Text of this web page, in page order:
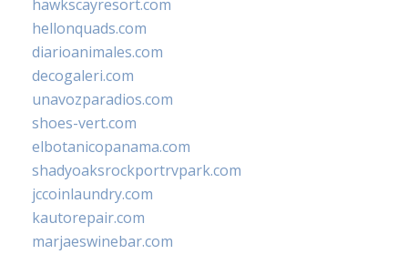
hawkscayresort.com
hellonquads.com
diarioanimales.com
decogaleri.com
unavozparadios.com
shoes-vert.com
elbotanicopanama.com
shadyoaksrockportrvpark.com
jccoinlaundry.com
kautorepair.com
marjaeswinebar.com